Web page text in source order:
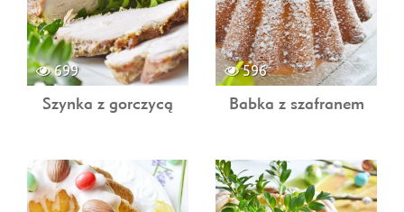
699
Szynka z gorczycą
596
Babka z szafranem